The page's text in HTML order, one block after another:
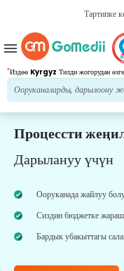
Тартипке
*Издөө Kyrgyz Тилди жогорудан
menu
Процессти
Дарылануу үчүн
Ооруканада жайлуу
Сиздин бюджетке
Бардык убакыттагы